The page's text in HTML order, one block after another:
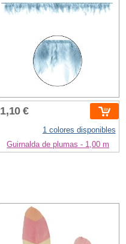
1,10 €
1 colores disponibles
Guirnalda de plumas - 1,00 m